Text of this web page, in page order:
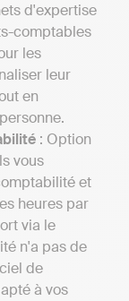
d'expertise
comptables
les
leur
en
: Option
vous
et
heures par
via le
n'a pas de
de
à vos